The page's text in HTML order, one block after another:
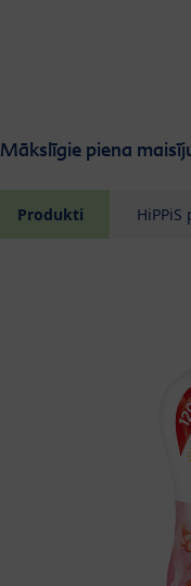
Mākslīgie piena
Produkti